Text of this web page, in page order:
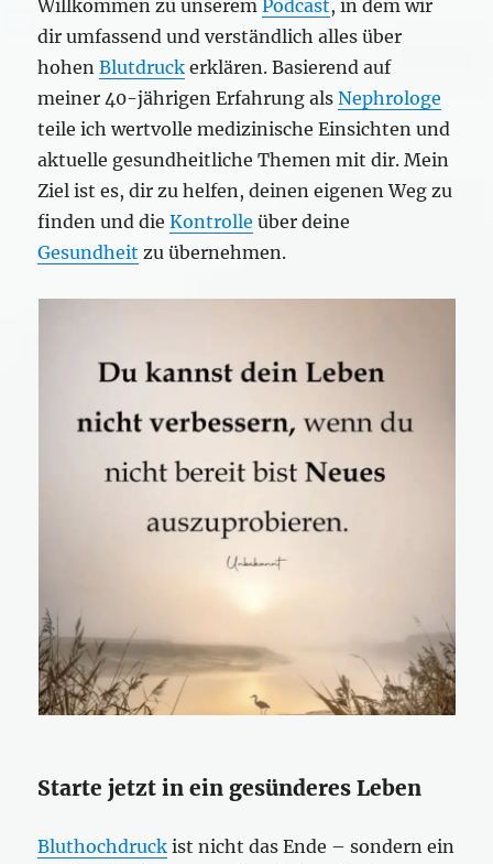
Willkommen zu unseremPodcast, in dem wir
dir umfassend und verständlich alles über
hohenBlutdruck erklären. Basierend auf
meiner 40-jährigen Erfahrung alsNephrologe
teile ich wertvolle medizinische Einsichten und
aktuelle gesundheitliche Themen mit dir. Mein
Ziel ist es, dir zu helfen, deinen eigenen Weg zu
finden und dieKontrolle über deine
Gesundheit zu übernehmen.
Starte jetzt in ein gesünderes Leben
Bluthochdruck ist nicht das Ende – sondern ein